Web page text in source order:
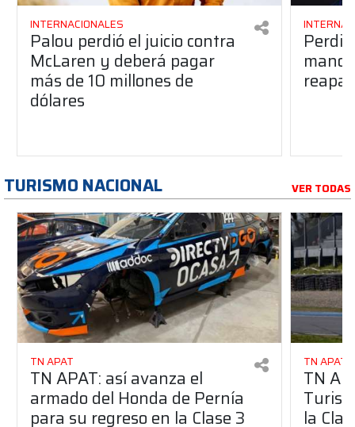
INTERNACIONALES
Palou perdió el juicio contra
McLaren y deberá pagar
más de 10 millones de
dólares
TURISMO NACIONAL VER TODAS
TN APAT
TN APAT: así avanza el
armado del Honda de Pernía
para su regreso en la Clase 3
TN APAT
TN
la